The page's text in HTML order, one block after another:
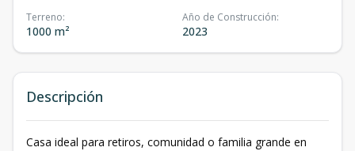
Terreno:
1000 m²
Año de Construcción:
2023
Descripción
Casa ideal para retiros, comunidad o familia grande en